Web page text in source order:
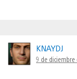
KNAYDJ
9 de diciembre